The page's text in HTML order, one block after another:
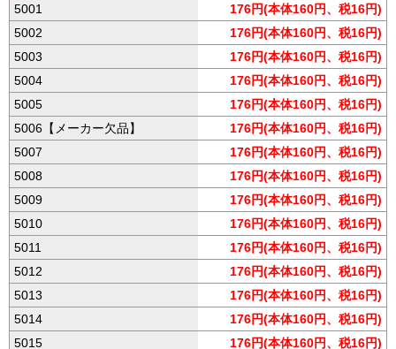
5001
176円(本体160円、税16円)
5002
176円(本体160円、税16円)
5003
176円(本体160円、税16円)
5004
176円(本体160円、税16円)
5005
176円(本体160円、税16円)
5006【メーカー欠品】
176円(本体160円、税16円)
5007
176円(本体160円、税16円)
5008
176円(本体160円、税16円)
5009
176円(本体160円、税16円)
5010
176円(本体160円、税16円)
5011
176円(本体160円、税16円)
5012
176円(本体160円、税16円)
5013
176円(本体160円、税16円)
5014
176円(本体160円、税16円)
5015
176円(本体160円、税16円)